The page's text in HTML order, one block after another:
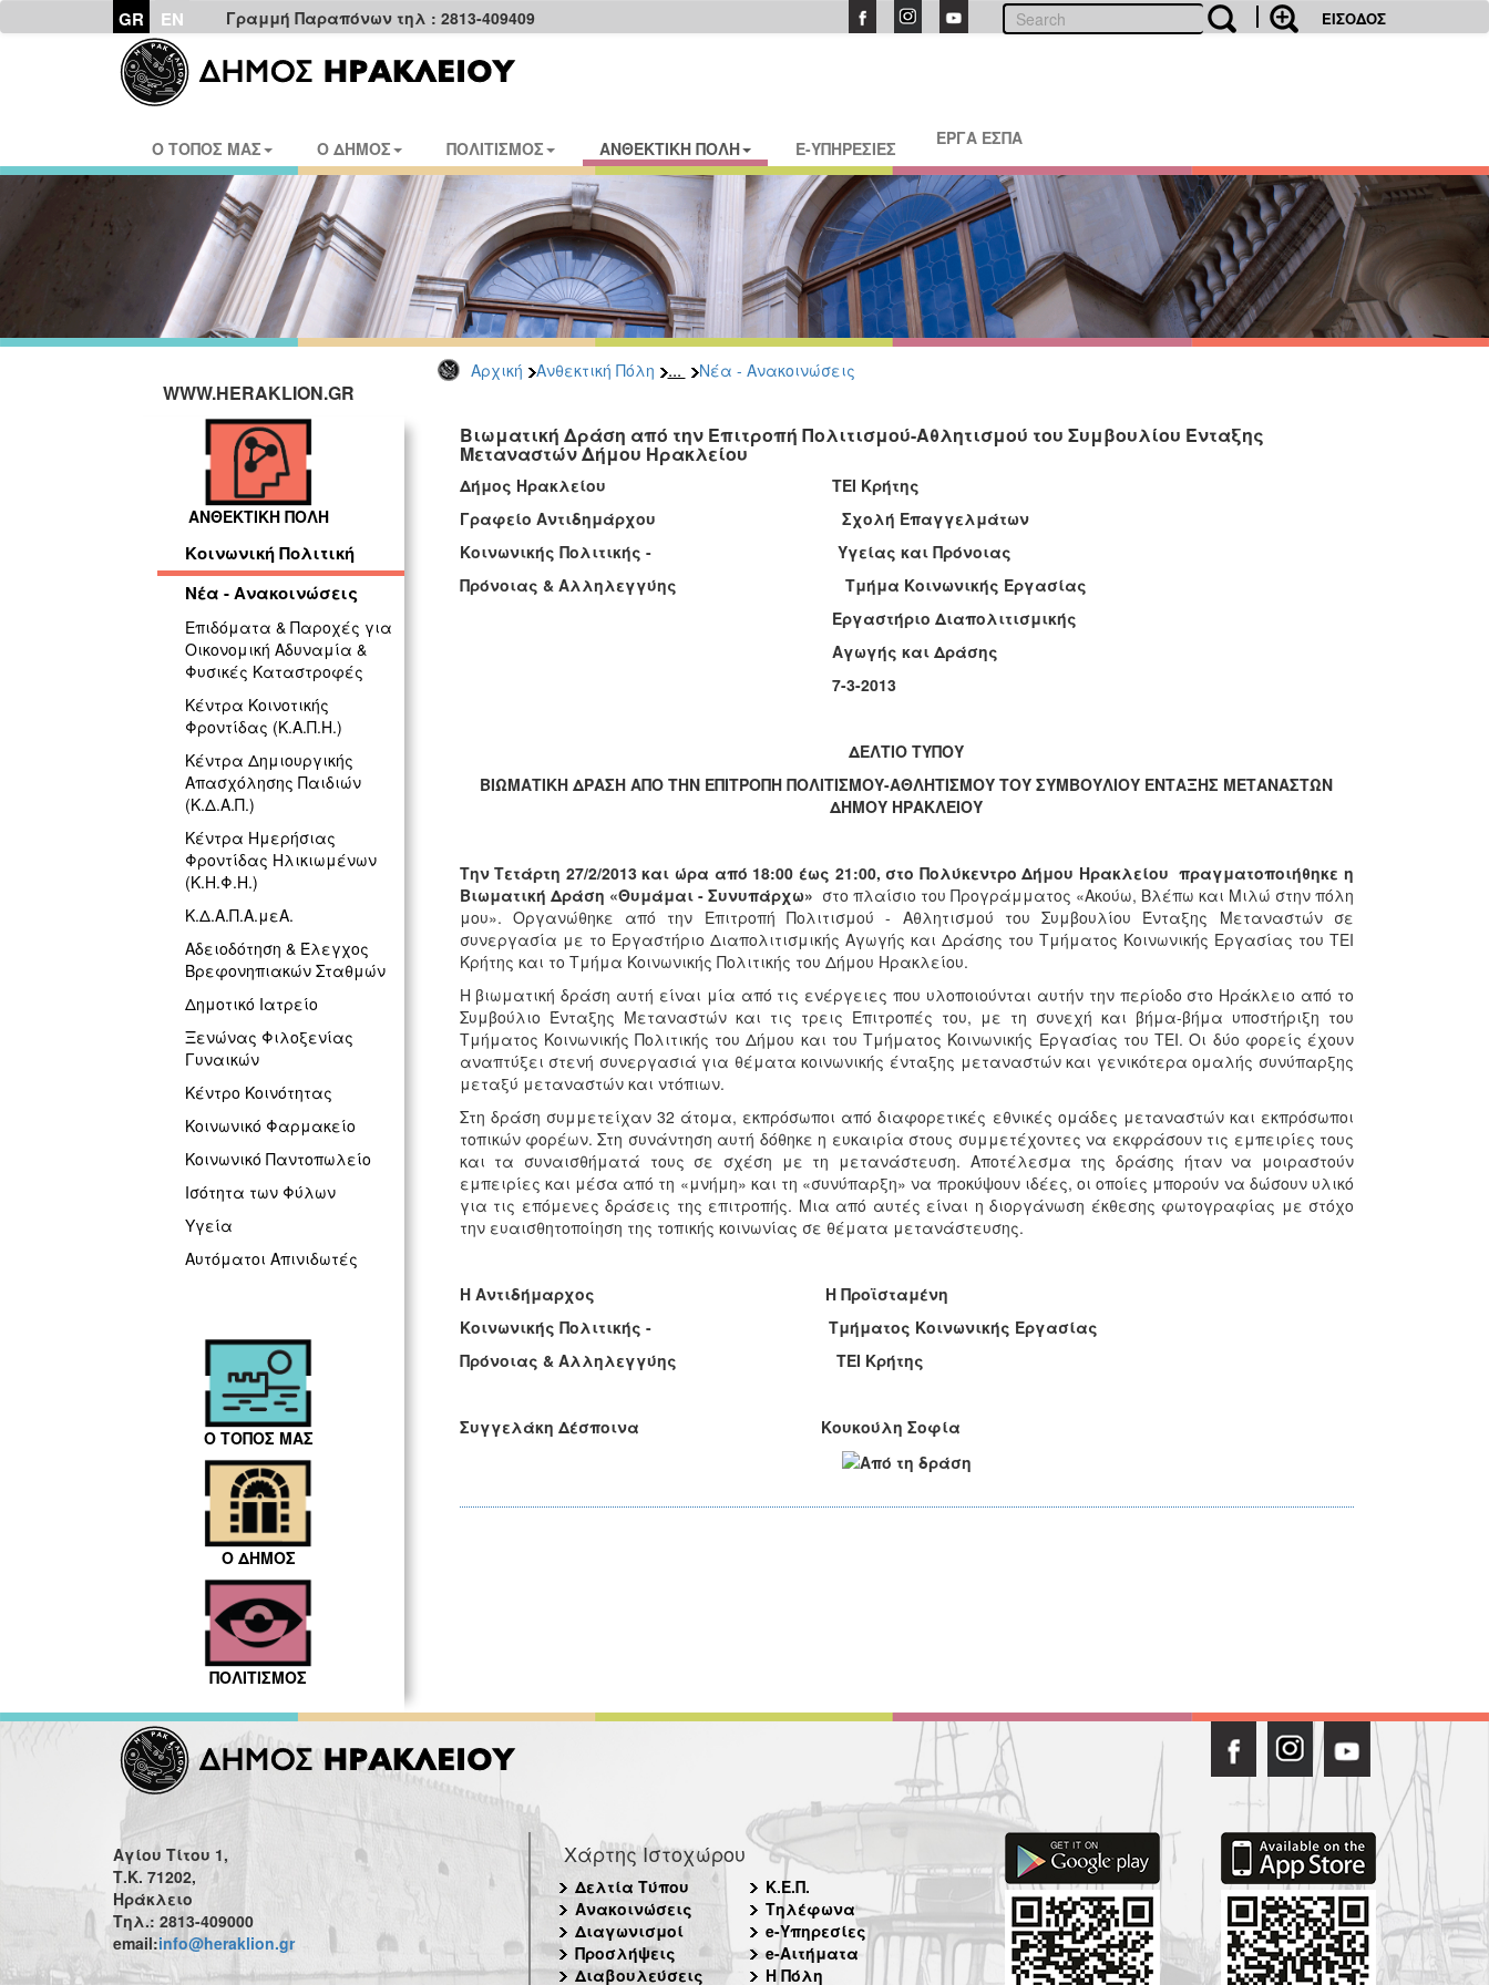
GR EN Γραμμή Παραπόνων τηλ : 2813-409409 ΕΙΣΟΔΟΣ
Ο ΤΟΠΟΣ ΜΑΣ Ο ΔΗΜΟΣ ΠΟΛΙΤΙΣΜΟΣ ΑΝΘΕΚΤΙΚΗ ΠΟΛΗ E-ΥΠΗΡΕΣΙΕΣ ΕΡΓΑ ΕΣΠΑ
Αρχική Ανθεκτική Πόλη ... Νέα - Ανακοινώσεις
WWW.HERAKLION.GR
ΑΝΘΕΚΤΙΚΗ ΠΟΛΗ
Κοινωνική Πολιτική
Νέα - Ανακοινώσεις
Επιδόματα & Παροχές για
Οικονομική Αδυναμία &
Φυσικές Καταστροφές
Κέντρα Κοινοτικής
Φροντίδας (Κ.Α.Π.Η.)
Κέντρα Δημιουργικής
Απασχόλησης Παιδιών
(Κ.Δ.Α.Π.)
Κέντρα Ημερήσιας
Φροντίδας Ηλικιωμένων
(Κ.Η.Φ.Η.)
Κ.Δ.Α.Π.Α.μεΑ.
Αδειοδότηση & Έλεγχος
Βρεφονηπιακών Σταθμών
Δημοτικό Ιατρείο
Ξενώνας Φιλοξενίας
Γυναικών
Κέντρο Κοινότητας
Κοινωνικό Φαρμακείο
Κοινωνικό Παντοπωλείο
Ισότητα των Φύλων
Υγεία
Αυτόματοι Απινιδωτές
Ο ΤΟΠΟΣ ΜΑΣ
Ο ΔΗΜΟΣ
ΠΟΛΙΤΙΣΜΟΣ
Βιωματική Δράση από την Επιτροπή Πολιτισμού-Αθλητισμού του Συμβουλίου Ένταξης
Μεταναστών Δήμου Ηρακλείου
Δήμος Ηρακλείου ΤΕΙ Κρήτης
Γραφείο Αντιδημάρχου Σχολή Επαγγελμάτων
Κοινωνικής Πολιτικής - Υγείας και Πρόνοιας
Πρόνοιας & Αλληλεγγύης Τμήμα Κοινωνικής Εργασίας
Εργαστήριο Διαπολιτισμικής
Αγωγής και Δράσης
7-3-2013
ΔΕΛΤΙΟ ΤΥΠΟΥ
ΒΙΩΜΑΤΙΚΗ ΔΡΑΣΗ ΑΠΟ ΤΗΝ ΕΠΙΤΡΟΠΗ ΠΟΛΙΤΙΣΜΟΥ-ΑΘΛΗΤΙΣΜΟΥ ΤΟΥ ΣΥΜΒΟΥΛΙΟΥ ΕΝΤΑΞΗΣ ΜΕΤΑΝΑΣΤΩΝ
ΔΗΜΟΥ ΗΡΑΚΛΕΙΟΥ
Την Τετάρτη 27/2/2013 και ώρα από 18:00 έως 21:00, στο Πολύκεντρο Δήμου Ηρακλείου πραγματοποιήθηκε η
Βιωματική Δράση «Θυμάμαι - Συνυπάρχω» στο πλαίσιο του Προγράμματος «Ακούω, Βλέπω και Μιλώ στην πόλη
μου». Οργανώθηκε από την Επιτροπή Πολιτισμού - Αθλητισμού του Συμβουλίου Ένταξης Μεταναστών σε
συνεργασία με το Εργαστήριο Διαπολιτισμικής Αγωγής και Δράσης του Τμήματος Κοινωνικής Εργασίας του ΤΕΙ
Κρήτης και το Τμήμα Κοινωνικής Πολιτικής του Δήμου Ηρακλείου.
Η βιωματική δράση αυτή είναι μία από τις ενέργειες που υλοποιούνται αυτήν την περίοδο στο Ηράκλειο από το
Συμβούλιο Ένταξης Μεταναστών και τις τρεις Επιτροπές του, με τη συνεχή και βήμα-βήμα υποστήριξη του
Τμήματος Κοινωνικής Πολιτικής του Δήμου και του Τμήματος Κοινωνικής Εργασίας του ΤΕΙ. Οι δύο φορείς έχουν
αναπτύξει στενή συνεργασιά για θέματα κοινωνικής ένταξης μεταναστών και γενικότερα ομαλής συνύπαρξης
μεταξύ μεταναστών και ντόπιων.
Στη δράση συμμετείχαν 32 άτομα, εκπρόσωποι από διαφορετικές εθνικές ομάδες μεταναστών και εκπρόσωποι
τοπικών φορέων. Στη συνάντηση αυτή δόθηκε η ευκαιρία στους συμμετέχοντες να εκφράσουν τις εμπειρίες τους
και τα συναισθήματά τους σε σχέση με τη μετανάστευση. Αποτέλεσμα της δράσης ήταν να μοιραστούν
εμπειρίες και μέσα από τη «μνήμη» και τη «συνύπαρξη» να προκύψουν ιδέες, οι οποίες μπορούν να δώσουν υλικό
για τις επόμενες δράσεις της επιτροπής. Μια από αυτές είναι η διοργάνωση έκθεσης φωτογραφίας με στόχο
την ευαισθητοποίηση της τοπικής κοινωνίας σε θέματα μετανάστευσης.
Η Αντιδήμαρχος Η Προϊσταμένη
Κοινωνικής Πολιτικής - Τμήματος Κοινωνικής Εργασίας
Πρόνοιας & Αλληλεγγύης ΤΕΙ Κρήτης
Συγγελάκη Δέσποινα Κουκούλη Σοφία
Αγίου Τίτου 1,
Τ.Κ. 71202,
Ηράκλειο
Τηλ.: 2813-409000
email:info@heraklion.gr
Χάρτης Ιστοχώρου
Δελτία Τύπου
Ανακοινώσεις
Διαγωνισμοί
Προσλήψεις
Διαβουλεύσεις
Κ.Ε.Π.
Τηλέφωνα
e-Υπηρεσίες
e-Αιτήματα
Η Πόλη